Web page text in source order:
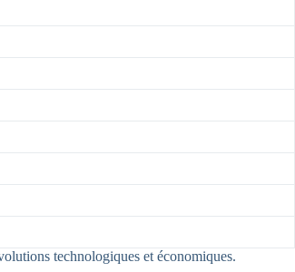
technologiques et économiques.